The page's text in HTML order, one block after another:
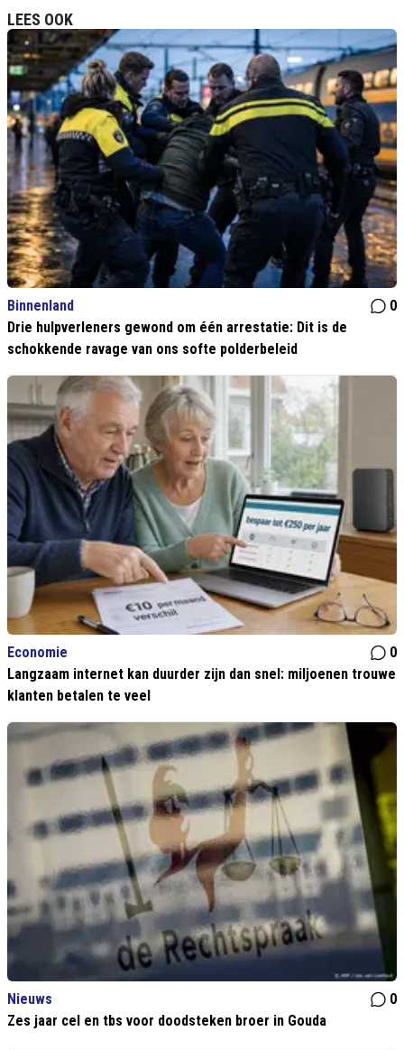
LEES OOK
Binnenland
0
Drie hulpverleners gewond om één arrestatie: Dit is de
schokkende ravage van ons softe polderbeleid
Economie
0
Langzaam internet kan duurder zijn dan snel: miljoenen trouwe
klanten betalen te veel
Nieuws
0
Zes jaar cel en tbs voor doodsteken broer in Gouda